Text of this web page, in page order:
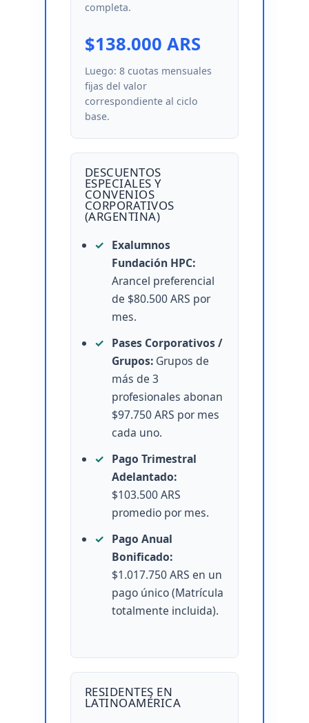
completa.
$138.000 ARS
Luego: 8 cuotas mensuales
fijas del valor
correspondiente al ciclo
base.
DESCUENTOS
ESPECIALES Y
CONVENIOS
CORPORATIVOS
(ARGENTINA)
Exalumnos
Fundación HPC:
Arancel preferencial
de $80.500 ARS por
mes.
Pases Corporativos /
Grupos:Grupos de
más de 3
profesionales abonan
$97.750 ARS por mes
cada uno.
Pago Trimestral
Adelantado:
$103.500 ARS
promedio por mes.
Pago Anual
Bonificado:
$1.017.750 ARS en un
pago único (Matrícula
totalmente incluida).
RESIDENTES EN
LATINOAMÉRICA